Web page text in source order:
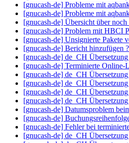
[gnucash-de] Probleme mit
[gnucash-de] Probleme mit
[gnucash-de] Übersicht über
[gnucash-de] Problem mit HBCI
[gnucash-de] Unsignierte Pakete
[gnucash-de] Bericht hinzufügen
[gnucash-de] de_CH
[gnucash-de] Terminierte Online-
[gnucash-de] de_CH
[gnucash-de] de_CH
[gnucash-de] de_CH
[gnucash-de] de_CH
[gnucash-de] Datumsproblem
[gnucash-de]
[gnucash-de] Fehler bei
[gnucash-de] de_CH